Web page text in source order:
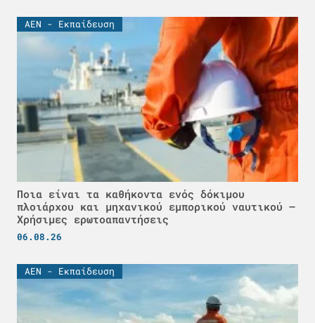
ΑΕΝ - Εκπαίδευση
Ποια είναι τα καθήκοντα ενός δόκιμου
πλοιάρχου και μηχανικού εμπορικού ναυτικού –
Χρήσιμες ερωτοαπαντήσεις
06.08.26
ΑΕΝ - Εκπαίδευση